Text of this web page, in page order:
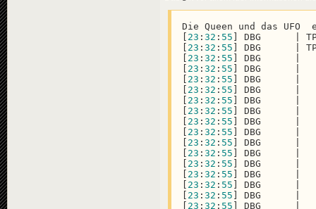
Die Queen und das UFO
[ 23 : 32 : 55 ] DBG      |
[ 23 : 32 : 55 ] DBG      |
[ 23 : 32 : 55 ] DBG      |
[ 23 : 32 : 55 ] DBG
[ 23 : 32 : 55 ] DBG
[ 23 : 32 : 55 ] DBG
[ 23 : 32 : 55 ] DBG
[ 23 : 32 : 55 ] DBG
[ 23 : 32 : 55 ] DBG
[ 23 : 32 : 55 ] DBG
[ 23 : 32 : 55 ] DBG
[ 23 : 32 : 55 ] DBG      |
[ 23 : 32 : 55 ] DBG
[ 23 : 32 : 55 ] DBG
[ 23 : 32 : 55 ] DBG
[ 23 : 32 : 55 ] DBG
[ 23 : 32 : 55 ] DBG